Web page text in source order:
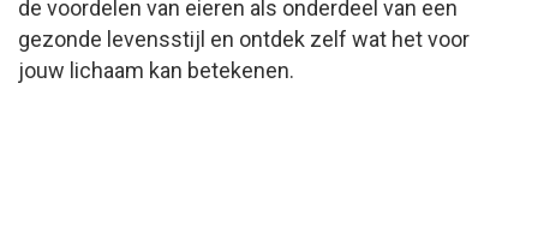
de voordelen van eieren als onderdeel van een
gezonde levensstijl en ontdek zelf wat het voor
jouw lichaam kan betekenen.